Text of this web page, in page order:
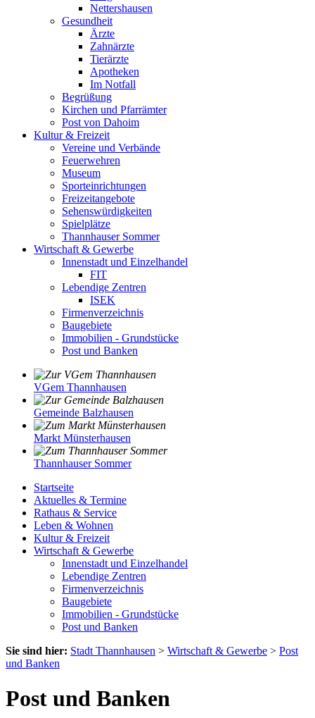
Nettershausen
Gesundheit
Ärzte
Zahnärzte
Tierärzte
Apotheken
Im Notfall
Begrüßung
Kirchen und Pfarrämter
Post von Dahoim
Kultur & Freizeit
Vereine und Verbände
Feuerwehren
Museum
Sporteinrichtungen
Freizeitangebote
Sehenswürdigkeiten
Spielplätze
Thannhauser Sommer
Wirtschaft & Gewerbe
Innenstadt und Einzelhandel
FIT
Lebendige Zentren
ISEK
Firmenverzeichnis
Baugebiete
Immobilien - Grundstücke
Post und Banken
VGem Thannhausen
Gemeinde Balzhausen
Markt Münsterhausen
Thannhauser Sommer
Startseite
Aktuelles & Termine
Rathaus & Service
Leben & Wohnen
Kultur & Freizeit
Wirtschaft & Gewerbe
Innenstadt und Einzelhandel
Lebendige Zentren
Firmenverzeichnis
Baugebiete
Immobilien - Grundstücke
Post und Banken
Sie sind hier: Stadt Thannhausen > Wirtschaft & Gewerbe > Post
und Banken
Post und Banken